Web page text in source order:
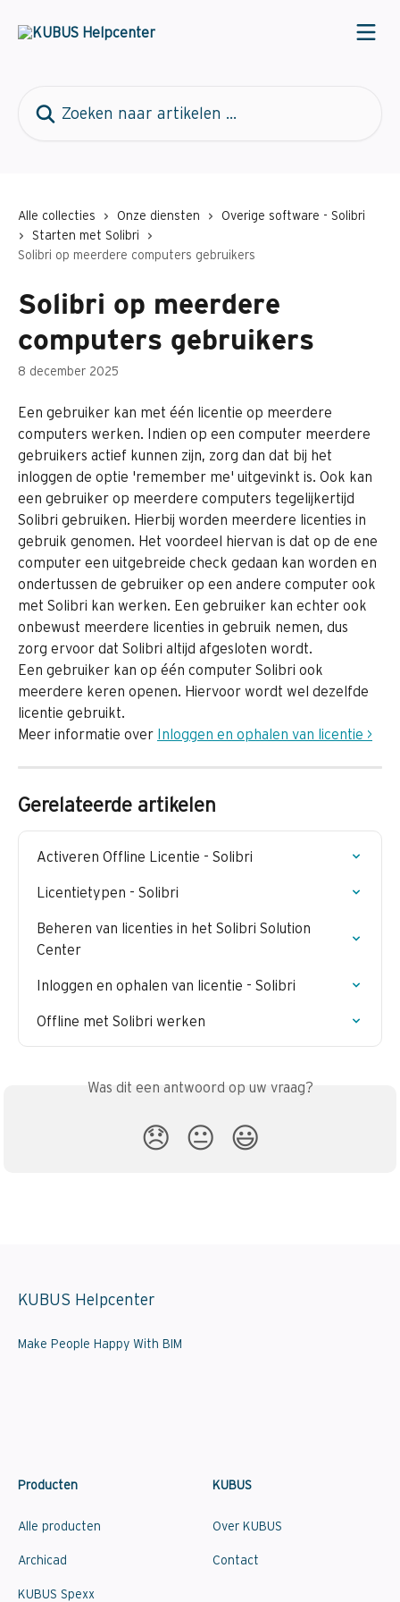
Alle collecties Onze diensten
Overige software - Solibri
Starten met Solibri
Solibri op meerdere computers gebruikers
Solibri op meerdere
computers gebruikers
8 december 2025
Een gebruiker kan met één licentie op meerdere
computers werken. Indien op een computer meerdere
gebruikers actief kunnen zijn, zorg dan dat bij het
inloggen de optie 'remember me' uitgevinkt is. Ook kan
een gebruiker op meerdere computers tegelijkertijd
Solibri gebruiken. Hierbij worden meerdere licenties in
gebruik genomen. Het voordeel hiervan is dat op de ene
computer een uitgebreide check gedaan kan worden en
ondertussen de gebruiker op een andere computer ook
met Solibri kan werken. Een gebruiker kan echter ook
onbewust meerdere licenties in gebruik nemen, dus
zorg ervoor dat Solibri altijd afgesloten wordt.
Een gebruiker kan op één computer Solibri ook
meerdere keren openen. Hiervoor wordt wel dezelfde
licentie gebruikt.
Meer informatie over Inloggen en ophalen van licentie >
Gerelateerde artikelen
Activeren Offline Licentie - Solibri
Licentietypen - Solibri
Beheren van licenties in het Solibri Solution
Center
Inloggen en ophalen van licentie - Solibri
Offline met Solibri werken
Was dit een antwoord op uw vraag?
😞 😐 😃
KUBUS Helpcenter
Make People Happy With BIM
Producten
Alle producten
Archicad
KUBUS Spexx
KUBUS
Over KUBUS
Contact